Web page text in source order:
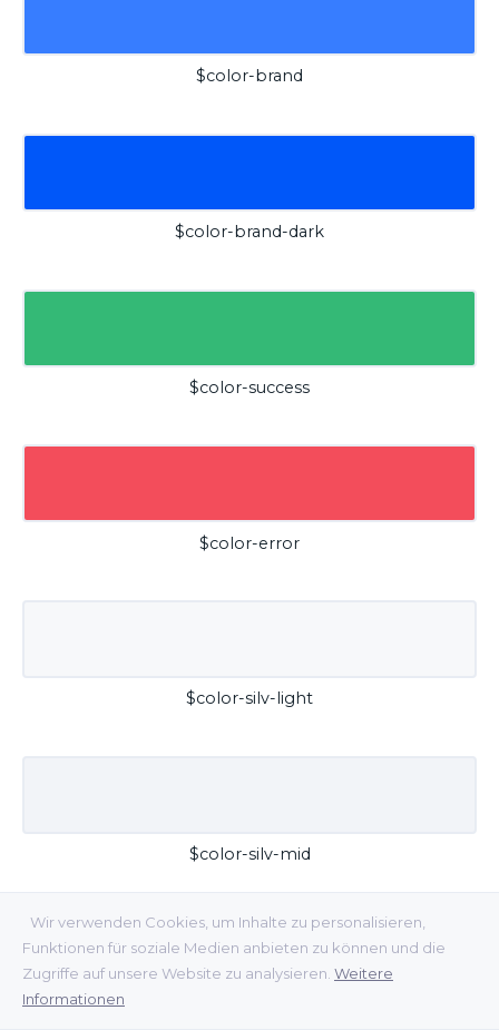
Wir verwenden Cookies, um Inhalte zu personalisieren,
Funktionen für soziale Medien anbieten zu können und die
Zugriffe auf unsere Website zu analysieren. Weitere
Informationen
$color-brand
$color-brand-dark
$color-success
$color-error
$color-silv-light
$color-silv-mid